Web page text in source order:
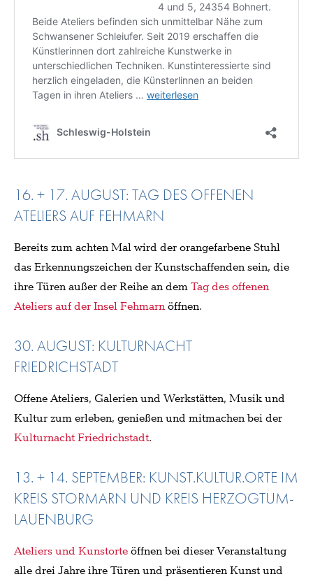
16. + 17. AUGUST: TAG DES OFFENEN
ATELIERS AUF FEHMARN
Bereits zum achten Mal wird der orangefarbene Stuhl
das Erkennungszeichen der Kunstschaffenden sein, die
ihre Türen außer der Reihe an demTag des offenen
Ateliers auf der Insel Fehmarnöffnen.
30. AUGUST: KULTURNACHT
FRIEDRICHSTADT
Offene Ateliers, Galerien und Werkstätten, Musik und
Kultur zum erleben, genießen und mitmachen bei der
Kulturnacht Friedrichstadt.
13. + 14. SEPTEMBER: KUNST.KULTUR.ORTE IM
KREIS STORMARN UND KREIS HERZOGTUM-
LAUENBURG
Ateliers und Kunstorteöffnen bei dieser Veranstaltung
alle drei Jahre ihre Türen und präsentieren Kunst und